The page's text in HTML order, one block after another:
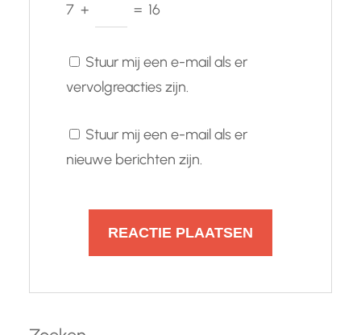
7 + = 16
Stuur mij een e-mail als er
vervolgreacties zijn.
Stuur mij een e-mail als er
nieuwe berichten zijn.